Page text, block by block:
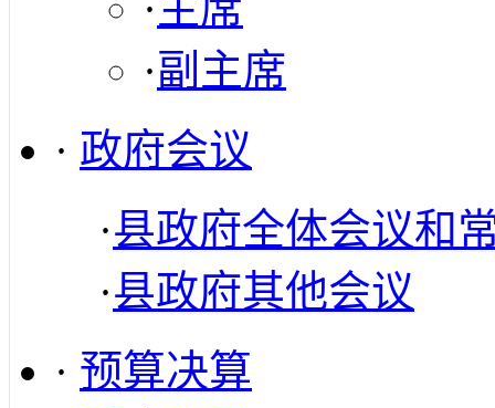
·副主席
· 政府会议
·县政府全体会议和
·县政府其他会议
· 预算决算